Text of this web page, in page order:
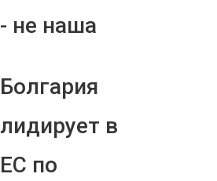
- не наша
Болгария
лидирует в
ЕС по